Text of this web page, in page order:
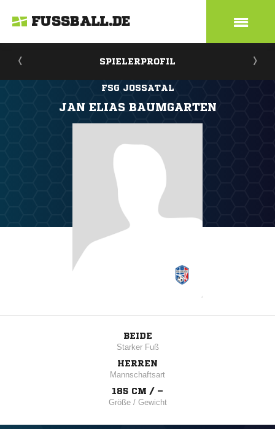
FUSSBALL.DE
SPIELERPROFIL
FSG JOSSATAL
JAN ELIAS BAUMGARTEN
BEIDE
Starker Fuß
HERREN
Mannschaftsart
185 CM / –
Größe / Gewicht